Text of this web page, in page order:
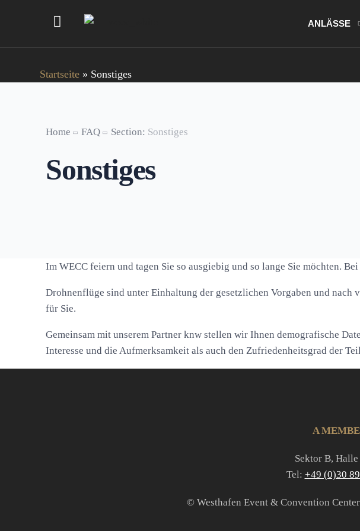
ANLÄSSE
Startseite » Sonstiges
Home FAQ Section: Sonstiges
Sonstiges
Im WECC feiern und tagen Sie so ausgiebig und so lange Sie möchten.
Drohnenflüge sind unter Einhaltung der gesetzlichen Vorgaben und
für Sie.
Gemeinsam mit unserem Partner knw stellen wir Ihnen demografische
Interesse und die Aufmerksamkeit als auch den Zufriedenheitsgrad der
A
Sektor B,
Tel: +49 (0)30
© Westhafen Event & Convention